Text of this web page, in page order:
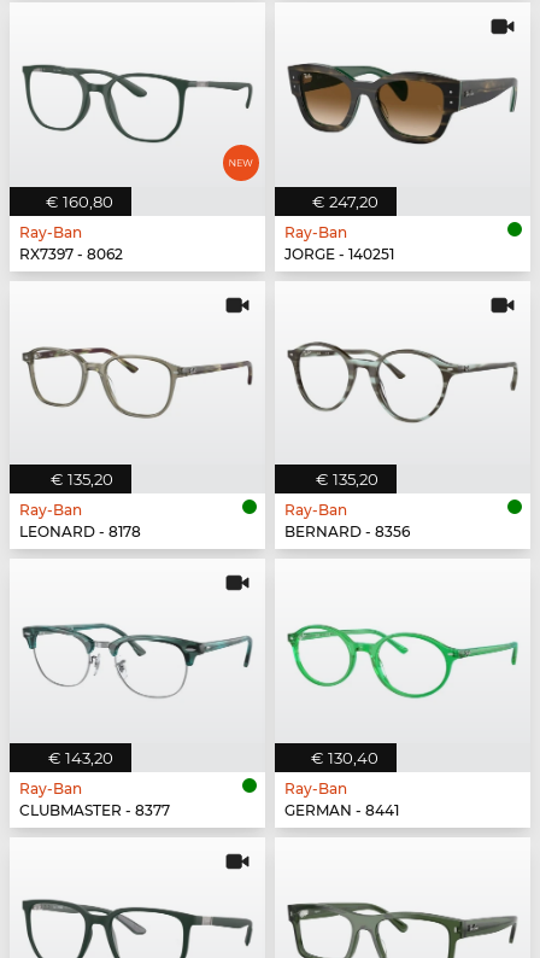
€ 160,80
Ray-Ban
RX7397 - 8062
€ 247,20
Ray-Ban
JORGE - 140251
€ 135,20
Ray-Ban
LEONARD - 8178
€ 135,20
Ray-Ban
BERNARD - 8356
€ 143,20
Ray-Ban
CLUBMASTER - 8377
€ 130,40
Ray-Ban
GERMAN - 8441